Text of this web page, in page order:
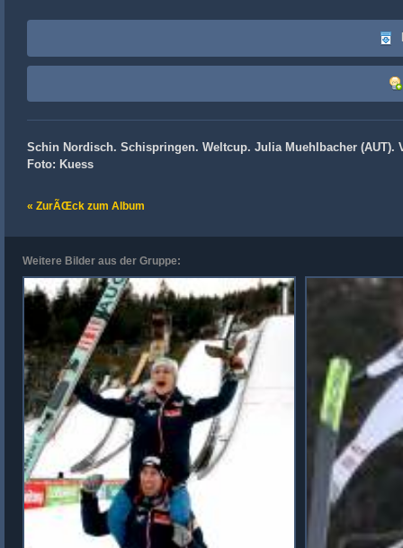
Schin Nordisch. Schispringen. Weltcup. Julia Muehlbacher (AUT).
Foto: Kuess
« ZurÃŒck zum Album
Weitere Bilder aus der Gruppe: